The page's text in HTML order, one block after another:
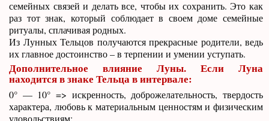
семейных связей и делать все, чтобы их сохранить. Это как
раз тот знак, который соблюдает в своем доме семейные
ритуалы, сплачивая родных.
Из Лунных Тельцов получаются прекрасные родители, ведь
их главное достоинство – в терпении и умении уступать.
Дополнительное влияние Луны. Если Луна
находится в знаке Тельца в интервале:
0° — 10° => искренность, доброжелательность, твердость
характера, любовь к материальным ценностям и физическим
удовольствиям;